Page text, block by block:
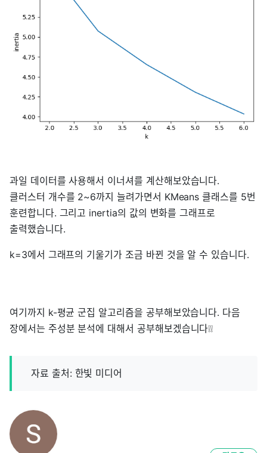
과일 데이터를 사용해서 이너셔를 계산해보았습니다.
클러스터 개수를 2~6까지 늘려가면서 KMeans 클래스를 5번
훈련합니다. 그리고 inertia의 값의 변화를 그래프로
출력했습니다.
k=3에서 그래프의 기울기가 조금 바뀐 것을 알 수 있습니다.
여기까지 k-평균 군집 알고리즘을 공부해보았습니다. 다음
장에서는 주성분 분석에 대해서 공부해보겠습니다❕❕
자료 출처: 한빛 미디어